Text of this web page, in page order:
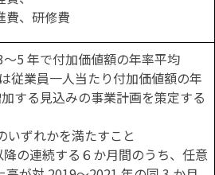
費、研修費
～5 年で付加価値額の年率平均
従業員一人当たり付加価値額の年
する見込みの事業計画を策定する
いずれかを満たすこと
の連続する６か月間のうち、任意